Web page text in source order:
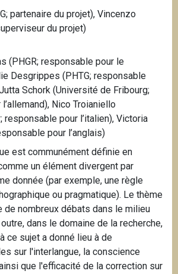
partenaire du projet), Vincenzo
du projet)
(PHGR; responsable pour le
Desgrippes (PHTG; responsable
Schork (Université de Fribourg;
Nico Troianiello
responsable pour l’italien), Victoria
pour l’anglais)
est communément définie en
un élément divergent par
donnée (par exemple, une règle
ou pragmatique). Le thème
de nombreux débats dans le milieu
dans le domaine de la recherche,
ce sujet a donné lieu à de
sur l'interlangue, la conscience
que l'efficacité de la correction sur